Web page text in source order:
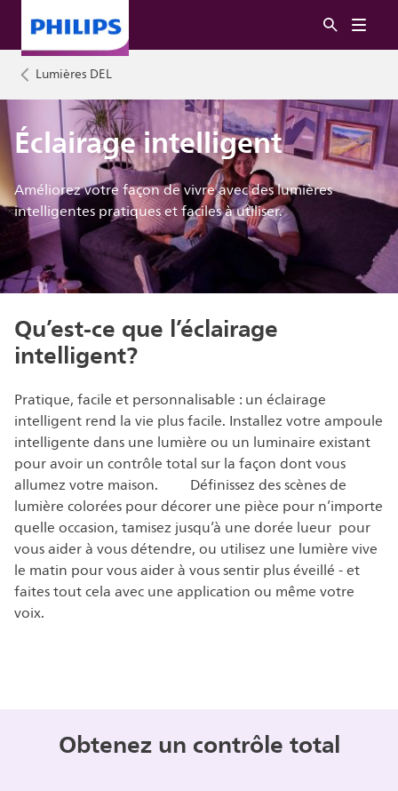
Lumières DEL
Éclairage intelligent
Améliorez votre façon de vivre avec des lumières
intelligentes pratiques et faciles à utiliser.
Qu’est-ce que l’éclairage
intelligent?
Pratique, facile et personnalisable : un éclairage
intelligent rend la vie plus facile. Installez votre ampoule
intelligente dans une lumière ou un luminaire existant
pour avoir un contrôle total sur la façon dont vous
allumez votre maison. Définissez des scènes de
lumière colorées pour décorer une pièce pour n’importe
quelle occasion, tamisez jusqu’à une dorée lueur pour
vous aider à vous détendre, ou utilisez une lumière vive
le matin pour vous aider à vous sentir plus éveillé - et
faites tout cela avec une application ou même votre
voix.
Obtenez un contrôle total